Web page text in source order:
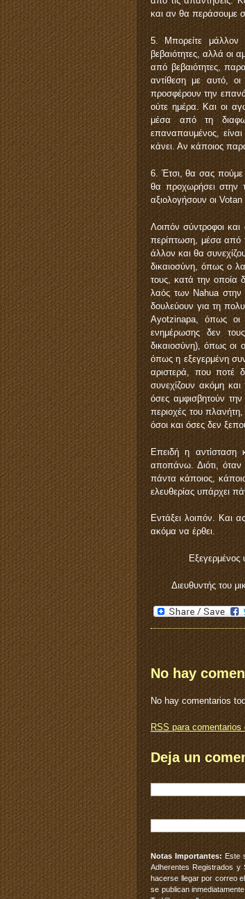
και αν θα περάσουμε
5. Μπορείτε μάλλον
βεβαιότητες, αλλά οι
από βεβαιότητες,
αντίθεση με αυτό,
προσφέρουν την
ούτε ημέρα. Και οι
μέσα από τη
επαναπαυμένος, είναι
κάνει. Αν κάποιος
6. Έτσι, θα σας πούμε
θα προχωρήσει στην
αξιολογήσουν οι
Λοιπόν σύντροφοι
περίπτωση, μέσα από
άλλον και θα
δικαιοσύνη, όπως ο
τους, κατά την οποία
λαός των Nahua στην
δουλεύουν για τη
Ayotzinapa, όπως οι
ενημέρωσης δεν
δικαιοσύνη), όπως οι
όπως η εξεγερμένη
αριστερά, που ποτέ
συνεχίζουν ακόμη
όσες αμφισβητούν
περιοχές του
όσοι και όσες δεν
Επειδή η αντίσταση
αποπάνω. Διότι,
πάντα κάποιος,
ελευθερίας υπάρχει
Εντάξει λοιπόν. Και
ακόμα να έρθει.
Διευθυντής του
No hay
No hay comentarios
RSS para
Deja un
Notas Importantes: Este
Adherentes Registrados y
hacerse llegar por correo
se publican